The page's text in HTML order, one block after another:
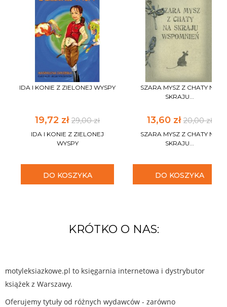
IDA I KONIE Z ZIELONEJ WYSPY
19,72 zł 29,00 zł
IDA I KONIE Z ZIELONEJ
WYSPY
DO KOSZYKA
SZARA MYSZ Z CHATY NA
SKRAJU...
13,60 zł20,00 zł
SZARA MYSZ Z CHATY NA
SKRAJU...
DO KOSZYKA
KRÓTKO O NAS:
motyleksiazkowe.pl to księgarnia internetowa i dystrybutor
książek z Warszawy.
Oferujemy tytuły od różnych wydawców - zarówno